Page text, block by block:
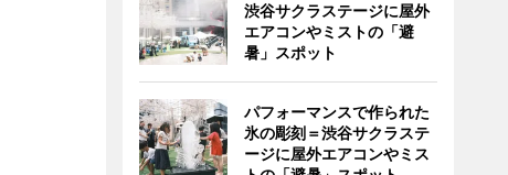
渋谷サクラステージに屋外
エアコンやミストの「避
暑」スポット
パフォーマンスで作られた
氷の彫刻＝渋谷サクラステ
ージに屋外エアコンやミス